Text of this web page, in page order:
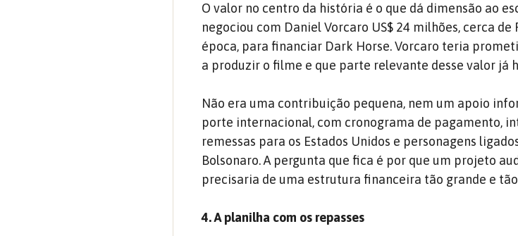
O valor no centro da história é o que dá dimensão ao
negociou com Daniel Vorcaro US$ 24 milhões, cerca de
época, para financiar Dark Horse. Vorcaro teria
a produzir o filme e que parte relevante desse valor já
Não era uma contribuição pequena, nem um apoio
porte internacional, com cronograma de pagamento,
remessas para os Estados Unidos e personagens
Bolsonaro. A pergunta que fica é por que um projeto
precisaria de uma estrutura financeira tão grande e
4. A planilha com os repasses